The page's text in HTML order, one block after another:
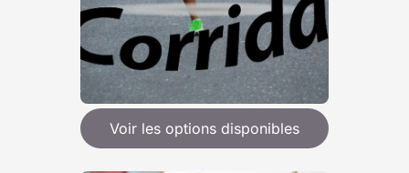
Voir les options disponibles